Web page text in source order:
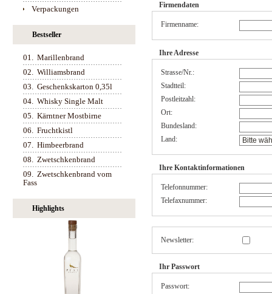
Verpackungen
Bestseller
01. Marillenbrand
02. Williamsbrand
03. Geschenkskarton 0,35l
04. Whisky Single Malt
05. Kärntner Mostbirne
06. Fruchtkistl
07. Himbeerbrand
08. Zwetschkenbrand
09. Zwetschkenbrand vom
Fass
Highlights
Firmendaten
Firmenname:
Ihre Adresse
Strasse/Nr.:
Stadtteil:
Postleitzahl:
Ort:
Bundesland:
Land:
Ihre Kontaktinformationen
Telefonnummer:
Telefaxnummer:
Newsletter:
Ihr Passwort
Passwort: